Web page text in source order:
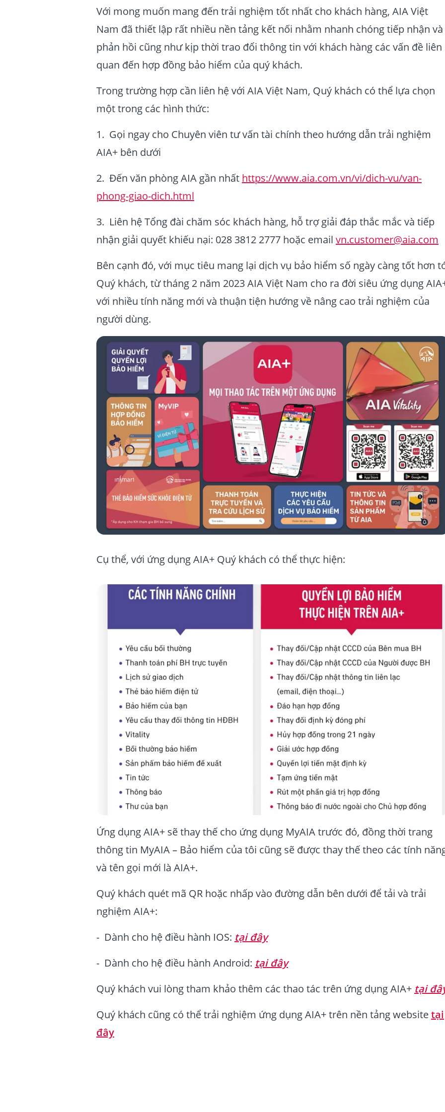
Với mong muốn mang đến trải nghiệm tốt nhất cho khách hàng, AIA Việt
Nam đã thiết lập rất nhiều nền tảng kết nối nhằm nhanh chóng tiếp nhận và
phản hồi cũng như kịp thời trao đổi thông tin với khách hàng các vấn đề liên
quan đến hợp đồng bảo hiểm của quý khách.
Trong trường hợp cần liên hệ với AIA Việt Nam, Quý khách có thể lựa chọn
một trong các hình thức:
1. Gọi ngay cho Chuyên viên tư vấn tài chính theo hướng dẫn trải nghiệm
AIA+ bên dưới
2. Đến văn phòng AIA gần nhất https://www.aia.com.vn/vi/dich-vu/van-
phong-giao-dich.html
3. Liên hệ Tổng đài chăm sóc khách hàng, hỗ trợ giải đáp thắc mắc và tiếp
nhận giải quyết khiếu nại: 028 3812 2777 hoặc email vn.customer@aia.com
Bên cạnh đó, với mục tiêu mang lại dịch vụ bảo hiểm số ngày càng tốt hơn
Quý khách, từ tháng 2 năm 2023 AIA Việt Nam cho ra đời siêu ứng dụng
với nhiều tính năng mới và thuận tiện hướng về nâng cao trải nghiệm của
người dùng.
Cụ thể, với ứng dụng AIA+ Quý khách có thể thực hiện:
Ứng dụng AIA+ sẽ thay thế cho ứng dụng MyAIA trước đó, đồng thời trang
thông tin MyAIA – Bảo hiểm của tôi cũng sẽ được thay thế theo các tính
và tên gọi mới là AIA+.
Quý khách quét mã QR hoặc nhấp vào đường dẫn bên dưới để tải và trải
nghiệm AIA+:
- Dành cho hệ điều hành IOS: tại đây
- Dành cho hệ điều hành Android: tại đây
Quý khách vui lòng tham khảo thêm các thao tác trên ứng dụng AIA+ tại
Quý khách cũng có thể trải nghiệm ứng dụng AIA+ trên nền tảng websitetại
đây